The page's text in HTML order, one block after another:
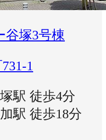
谷塚3号棟
1
駅 徒歩4分
駅 徒歩18分